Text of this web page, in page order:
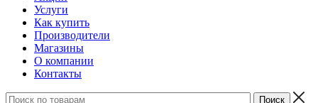
Услуги
Как купить
Производители
Магазины
О компании
Контакты